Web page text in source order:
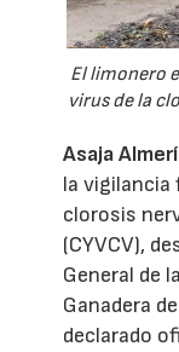
El limonero
virus de la
Asaja
la
clorosis
(CYVCV),
General de
Ganadera
declarado